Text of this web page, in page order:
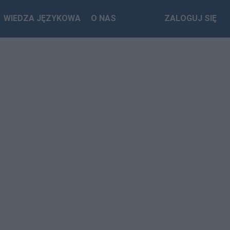
WIEDZA JĘZYKOWA O NAS ZALOGUJ SIĘ